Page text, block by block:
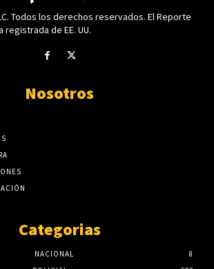
Todos los derechos reservados. El Reporte
registrada de EE. UU.
Nosotros
Categorias
NACIONAL
8